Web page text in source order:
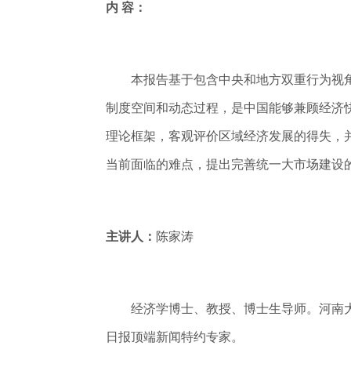
内 容：
本报告基于包含中央和地方双重行为视角
制度空间和动态过程，是中国能够兼顾经
理论框架，客观评价区域经济发展的得失
当前面临的难点，提出完善统一大市场建设
主讲人： 陈家涛
经济学博士、教授、博士生导师。河南大
日报顶端新闻特约专家。